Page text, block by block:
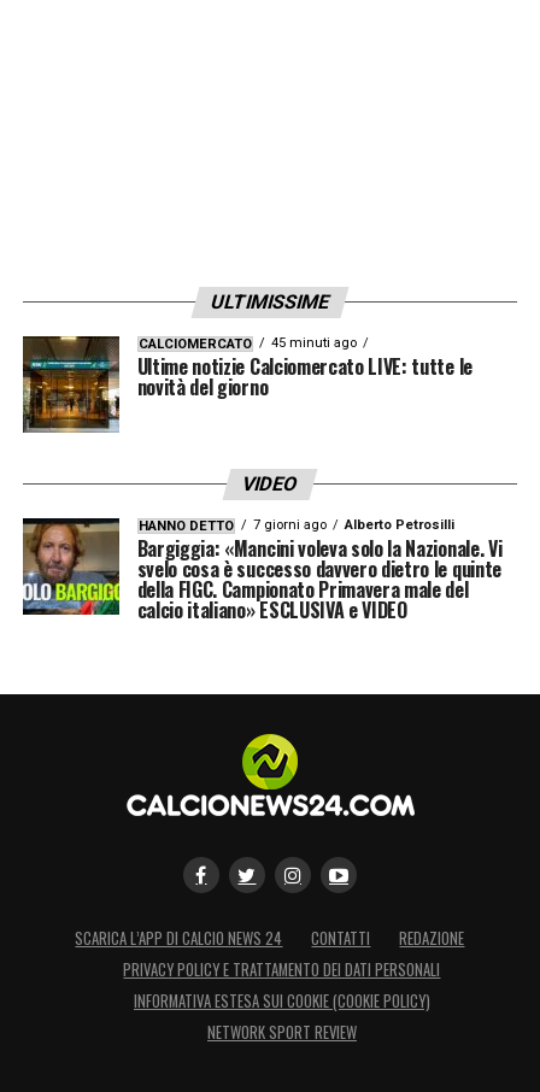
ULTIMISSIME
CALCIOMERCATO 45 minuti ago
Ultime notizie Calciomercato LIVE: tutte le
novità del giorno
VIDEO
HANNO DETTO 7 giorni ago Alberto Petrosilli
Bargiggia: «Mancini voleva solo la Nazionale. Vi
svelo cosa è successo davvero dietro le quinte
della FIGC. Campionato Primavera male del
calcio italiano» ESCLUSIVA e VIDEO
SCARICA L’APP DI CALCIO NEWS 24 CONTATTI
REDAZIONE
PRIVACY POLICY E TRATTAMENTO DEI DATI PERSONALI
INFORMATIVA ESTESA SUI COOKIE (COOKIE POLICY)
NETWORK SPORT REVIEW